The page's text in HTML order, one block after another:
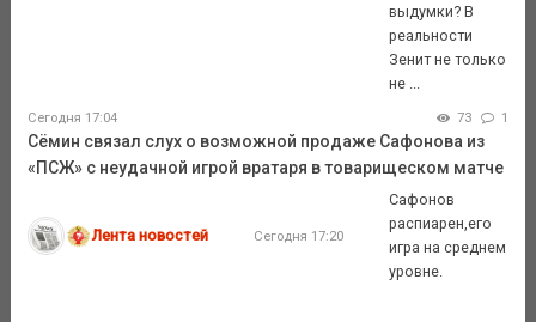
выдумки? В
реальности
Зенит не только
не ...
Сегодня 17:04 73 1
Сёмин связал слух о возможной продаже Сафонова из
«ПСЖ» с неудачной игрой вратаря в товарищеском матче
Лента новостей Сегодня 17:20
Сафонов
распиарен,его
игра на среднем
уровне.